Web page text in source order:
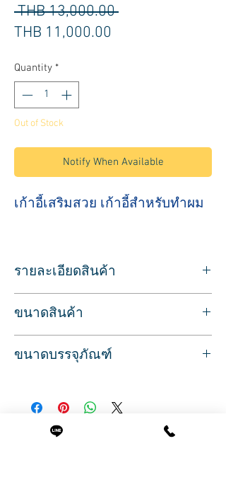
THB 13,000.00 Regular
THB 11,000.00
Quantity *
Out of Stock
Notify When Available
เก้าอี้เสริมสวย เก้าอี้สำหรับทำผม
รายละเอียดสินค้า
เบาะหนังเทียม บุหนา
วัสดุ: เหล็ก/ ฐานสแตนเลส
ระบบไฮดรอลิก ปรับระดับสูง-ต่ำได้
มีที่วางเท้า สำหรับพักเท้าขณะนั่งทำผม
รับประกันระบบไฮดรอลิก 6 เดือน
มีอะไหล่อุปกรณ์เสริมจำหน่าย ตลอดอายุ
การใช้งาน
ขนาดสินค้า
ความสูงจากพื้นถึงขอบเบาะ 82 ซม.
ขนาดบรรจุภัณฑ์
สูง 62 ซม.
ยาว 65 ซม.
น้ำหนัก 35 กก.